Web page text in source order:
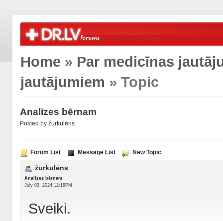
Home » Par medicīnas
jautājumiem » Topic
Analīzes bērnam
Posted by žurkulēns
Forum List Message List New Topic
žurkulēns
Analīzes bērnam
July 03, 2024 12:18PM
Sveiki.